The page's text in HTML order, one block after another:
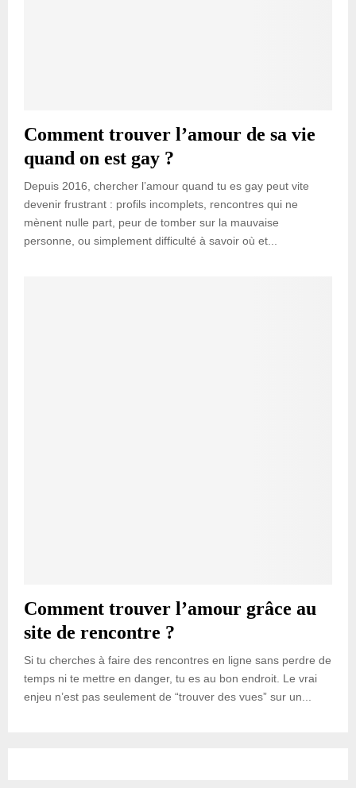
Comment trouver l’amour de sa vie
quand on est gay ?
Depuis 2016, chercher l’amour quand tu es gay peut vite
devenir frustrant : profils incomplets, rencontres qui ne
mènent nulle part, peur de tomber sur la mauvaise
personne, ou simplement difficulté à savoir où et...
Comment trouver l’amour grâce au
site de rencontre ?
Si tu cherches à faire des rencontres en ligne sans perdre de
temps ni te mettre en danger, tu es au bon endroit. Le vrai
enjeu n’est pas seulement de “trouver des vues” sur un...